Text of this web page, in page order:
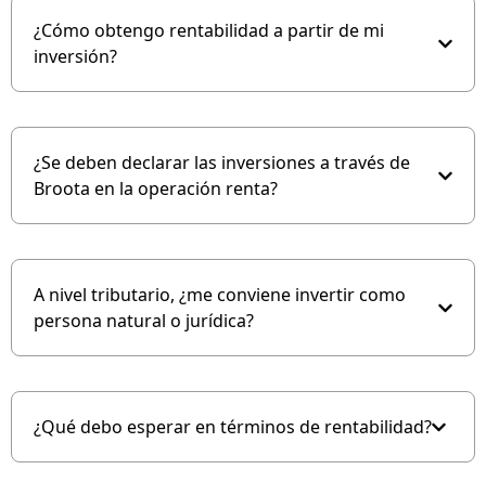
¿Cómo obtengo rentabilidad a partir de mi
inversión?
¿Se deben declarar las inversiones a través de
Broota en la operación renta?
A nivel tributario, ¿me conviene invertir como
persona natural o jurídica?
¿Qué debo esperar en términos de rentabilidad?